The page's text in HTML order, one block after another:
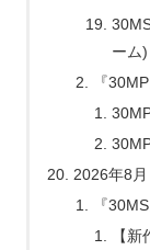
ーム)
『30MP
2026年8
『30MS
【